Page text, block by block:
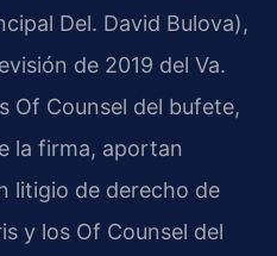
Del. David Bulova),
de 2019 del Va.
Of Counsel del bufete,
la firma, aportan
litigio de derecho de
y los Of Counsel del